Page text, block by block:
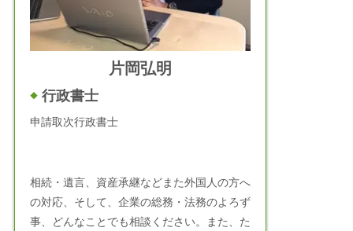
片岡弘明
行政書士
申請取次行政書士
相続・遺言、資産承継などまた外国人の方へ
の対応、そして、企業の総務・法務のよろず
事、どんなことでも相談ください。また、た